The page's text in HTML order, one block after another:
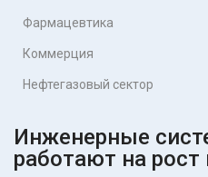
Фармацевтика
Коммерция
Нефтегазовый сектор
Инженерные
работают на рост